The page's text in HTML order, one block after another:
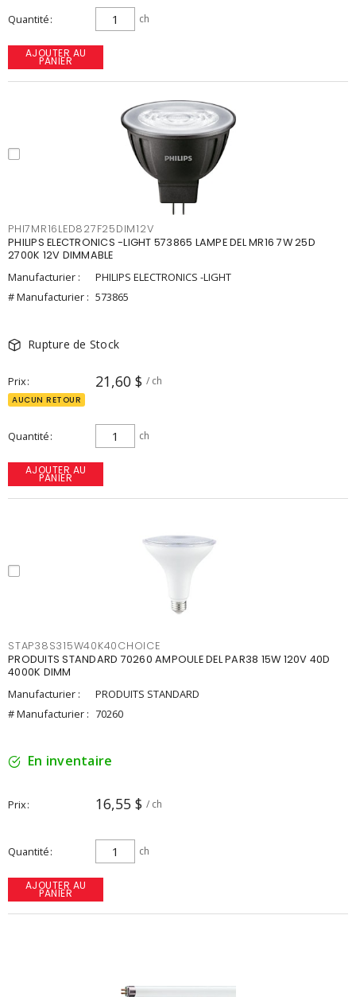
Quantité ch
AJOUTER AU
PANIER
PHI7MR16LED827F25DIM12V
PHILIPS ELECTRONICS -LIGHT 573865 LAMPE DEL MR16 7W 25D
2700K 12V DIMMABLE
Manufacturier :
PHILIPS ELECTRONICS -LIGHT
# Manufacturier : 573865
Rupture de Stock
Prix 21,60 $ / ch
AUCUN RETOUR
Quantité ch
AJOUTER AU
PANIER
STAP38S315W40K40CHOICE
PRODUITS STANDARD 70260 AMPOULE DEL PAR38 15W 120V 40D
4000K DIMM
Manufacturier :
PRODUITS STANDARD
# Manufacturier : 70260
En inventaire
Prix 16,55 $ / ch
Quantité ch
AJOUTER AU
PANIER